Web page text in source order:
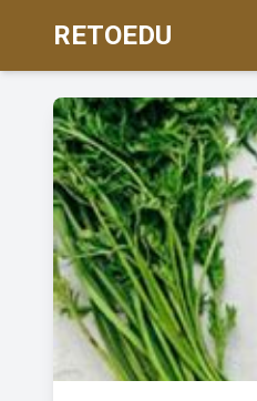
RETOEDU